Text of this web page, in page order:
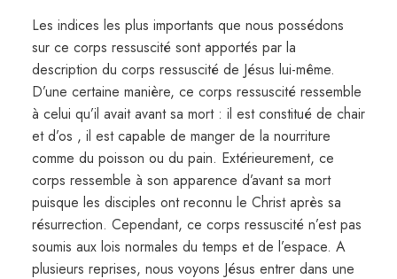
Les indices les plus importants que nous possédons
sur ce corps ressuscité sont apportés par la
description du corps ressuscité de Jésus lui-même.
D’une certaine manière, ce corps ressuscité ressemble
à celui qu’il avait avant sa mort : il est constitué de chair
et d’os , il est capable de manger de la nourriture
comme du poisson ou du pain. Extérieurement, ce
corps ressemble à son apparence d’avant sa mort
puisque les disciples ont reconnu le Christ après sa
résurrection. Cependant, ce corps ressuscité n’est pas
soumis aux lois normales du temps et de l’espace. A
plusieurs reprises, nous voyons Jésus entrer dans une